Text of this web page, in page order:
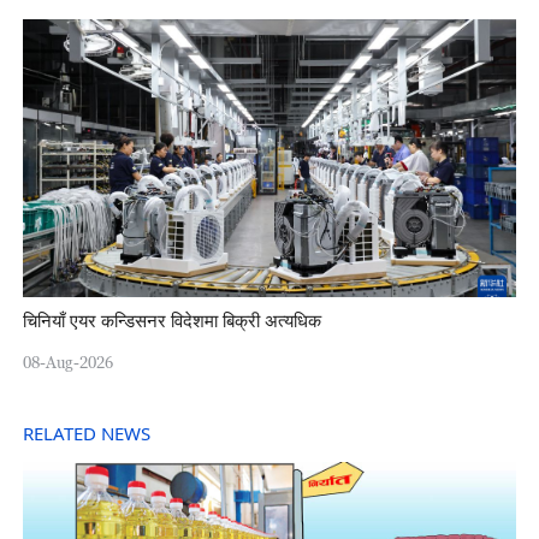
चिनियाँ एयर कन्डिसनर विदेशमा बिक्री अत्यधिक
08-Aug-2026
RELATED NEWS